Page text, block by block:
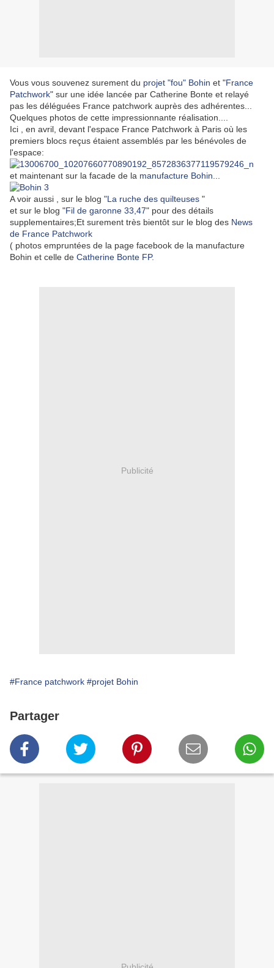
Vous vous souvenez surement du projet "fou" Bohin et "France
Patchwork" sur une idée lancée par Catherine Bonte et relayé
pas les déléguées France patchwork auprès des adhérentes...
Quelques photos de cette impressionnante réalisation....
Ici , en avril, devant l'espace France Patchwork à Paris où les
premiers blocs reçus étaient assemblés par les bénévoles de
l'espace:
et maintenant sur la facade de la manufacture Bohin
A voir aussi , sur le blog "La ruche des quilteuses "
et sur le blog "Fil de garonne 33,47" pour des détails
supplementaires;Et surement très bientôt sur le blog des News
de France Patchwork
( photos empruntées de la page facebook de la manufacture
Bohin et celle de Catherine Bonte FP.
Publicité
#France patchwork #projet Bohin
Partager